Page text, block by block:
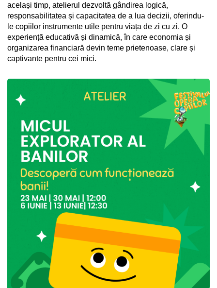
același timp, atelierul dezvoltă gândirea logică,
responsabilitatea și capacitatea de a lua decizii, oferindu-
le copiilor instrumente utile pentru viața de zi cu zi. O
experiență educativă și dinamică, în care economia și
organizarea financiară devin teme prietenoase, clare și
captivante pentru cei mici.